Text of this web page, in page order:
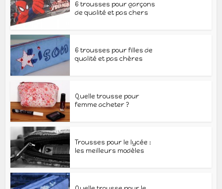
6 trousses pour garçons
de qualité et pas chers
6 trousses pour filles de
qualité et pas chères
Quelle trousse pour
femme acheter ?
Trousses pour le lycée :
les meilleurs modèles